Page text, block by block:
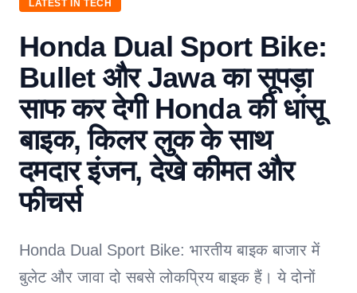
LATEST IN TECH
Honda Dual Sport Bike:
Bullet और Jawa का सूपड़ा
साफ कर देगी Honda की धांसू
बाइक, किलर लुक के साथ
दमदार इंजन, देखे कीमत और
फीचर्स
Honda Dual Sport Bike: भारतीय बाइक बाजार में
बुलेट और जावा दो सबसे लोकप्रिय बाइक हैं। ये दोनों